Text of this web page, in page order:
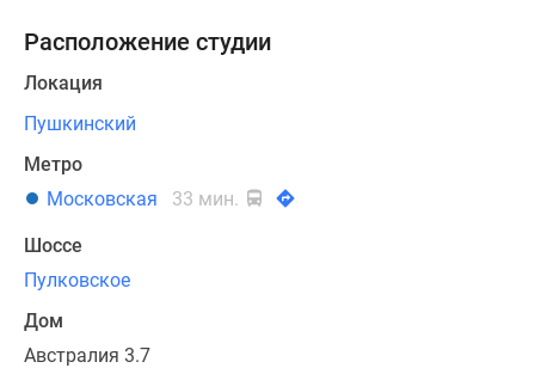
Расположение студии
Локация
Пушкинский
Метро
Московская
33 мин.
Шоссе
Пулковское
Дом
Австралия 3.7